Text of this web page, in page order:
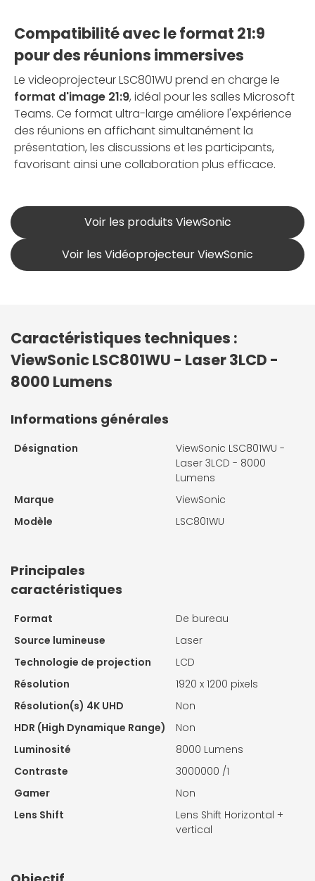
Compatibilité avec le format 21:9
pour des réunions immersives
Le videoprojecteur LSC801WU prend en charge le
format d'image 21:9, idéal pour les salles Microsoft
Teams. Ce format ultra-large améliore l'expérience
des réunions en affichant simultanément la
présentation, les discussions et les participants,
favorisant ainsi une collaboration plus efficace.
Voir les produits ViewSonic
Voir les Vidéoprojecteur ViewSonic
Caractéristiques techniques :
ViewSonic LSC801WU - Laser 3LCD -
8000 Lumens
Informations générales
Désignation
ViewSonic LSC801WU -
Laser 3LCD - 8000
Lumens
Marque
ViewSonic
Modèle
LSC801WU
Principales
caractéristiques
Format
De bureau
Source lumineuse
Laser
Technologie de projection
LCD
Résolution
1920 x 1200 pixels
Résolution(s) 4K UHD
Non
HDR (High Dynamique Range)
Non
Luminosité
8000 Lumens
Contraste
3000000 /1
Gamer
Non
Lens Shift
Lens Shift Horizontal +
vertical